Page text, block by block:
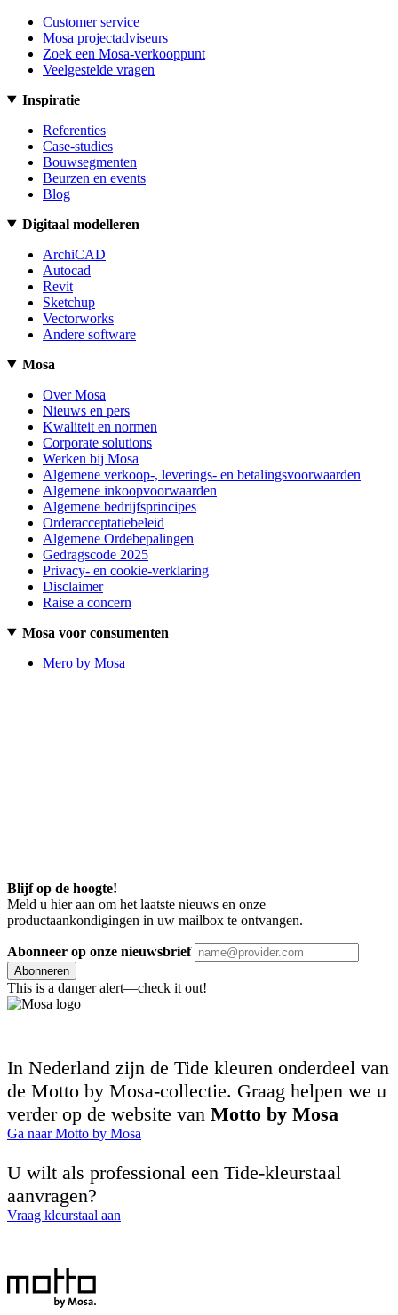
Customer service
Mosa projectadviseurs
Zoek een Mosa-verkooppunt
Veelgestelde vragen
Inspiratie
Referenties
Case-studies
Bouwsegmenten
Beurzen en events
Blog
Digitaal modelleren
ArchiCAD
Autocad
Revit
Sketchup
Vectorworks
Andere software
Mosa
Over Mosa
Nieuws en pers
Kwaliteit en normen
Corporate solutions
Werken bij Mosa
Algemene verkoop-, leverings- en betalingsvoorwaarden
Algemene inkoopvoorwaarden
Algemene bedrijfsprincipes
Orderacceptatiebeleid
Algemene Ordebepalingen
Gedragscode 2025
Privacy- en cookie-verklaring
Disclaimer
Raise a concern
Mosa voor consumenten
Mero by Mosa
Blijf op de hoogte!
Meld u hier aan om het laatste nieuws en onze
productaankondigingen in uw mailbox te ontvangen.
Abonneer op onze nieuwsbrief
Abonneren
This is a danger alert—check it out!
In Nederland zijn de Tide kleuren onderdeel van
de Motto by Mosa-collectie. Graag helpen we u
verder op de website van Motto by Mosa
Ga naar Motto by Mosa
U wilt als professional een Tide-kleurstaal
aanvragen?
Vraag kleurstaal aan